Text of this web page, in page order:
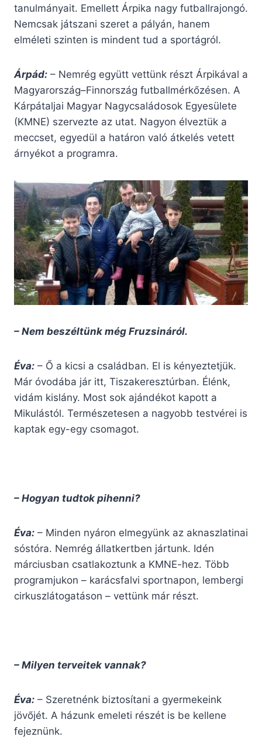
tanulmányait. Emellett Árpika nagy futballrajongó.
Nemcsak játszani szeret a pályán, hanem
elméleti szinten is mindent tud a sportágról.
Árpád: – Nemrég együtt vettünk részt Árpikával a
Magyarország–Finnország futballmérkőzésen. A
Kárpátaljai Magyar Nagycsaládosok Egyesülete
(KMNE) szervezte az utat. Nagyon élveztük a
meccset, egyedül a határon való átkelés vetett
árnyékot a programra.
– Nem beszéltünk még Fruzsináról.
Éva: – Ő a kicsi a családban. El is kényeztetjük.
Már óvodába jár itt, Tiszakeresztúrban. Élénk,
vidám kislány. Most sok ajándékot kapott a
Mikulástól. Természetesen a nagyobb testvérei is
kaptak egy-egy csomagot.
– Hogyan tudtok pihenni?
Éva: – Minden nyáron elmegyünk az aknaszlatinai
sóstóra. Nemrég állatkertben jártunk. Idén
márciusban csatlakoztunk a KMNE-hez. Több
programjukon – karácsfalvi sportnapon, lembergi
cirkuszlátogatáson – vettünk már részt.
– Milyen terveitek vannak?
Éva: – Szeretnénk biztosítani a gyermekeink
jövőjét. A házunk emeleti részét is be kellene
fejeznünk.